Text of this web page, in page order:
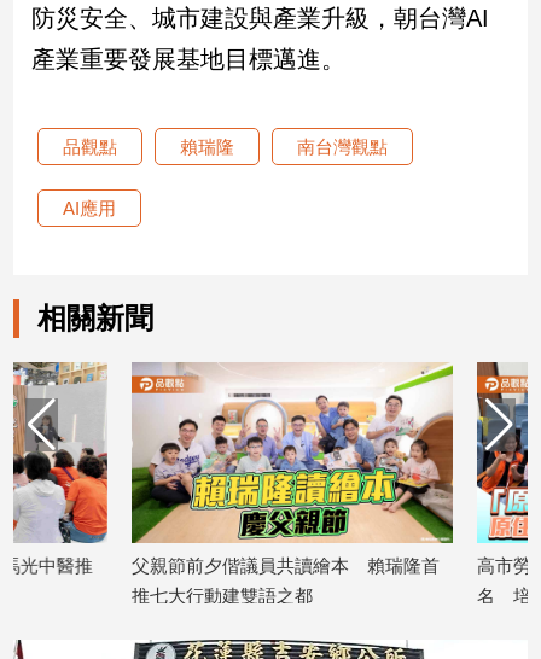
康/
親
子/
術
／
文
影
薦
科
技/
遊
戲
動
防災安全、城市建設與產業升級，朝台灣AI
產業重要發展基地目標邁進。
品觀點 賴瑞隆 南台灣觀點
AI應用
相關新聞
父親節前夕偕議員共讀繪本 賴瑞隆首
推七大行動建雙語之都
高市勞工局「原氣補
名 培育原民青年就